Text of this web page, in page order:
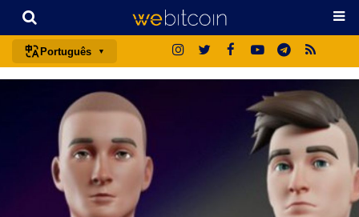
Português
english
español
français
italiano
deutsch